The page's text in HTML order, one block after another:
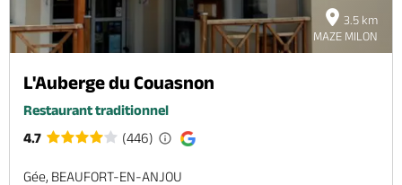
3.5 km
MAZE MILON
L'Auberge du Couasnon
Restaurant traditionnel
4.7
(446)
Gée, BEAUFORT-EN-ANJOU